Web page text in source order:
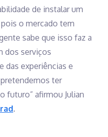
de instalar um
o mercado tem
sabe que isso faz a
dos serviços
das experiências e
ter
futuro” afirmou Julian
.